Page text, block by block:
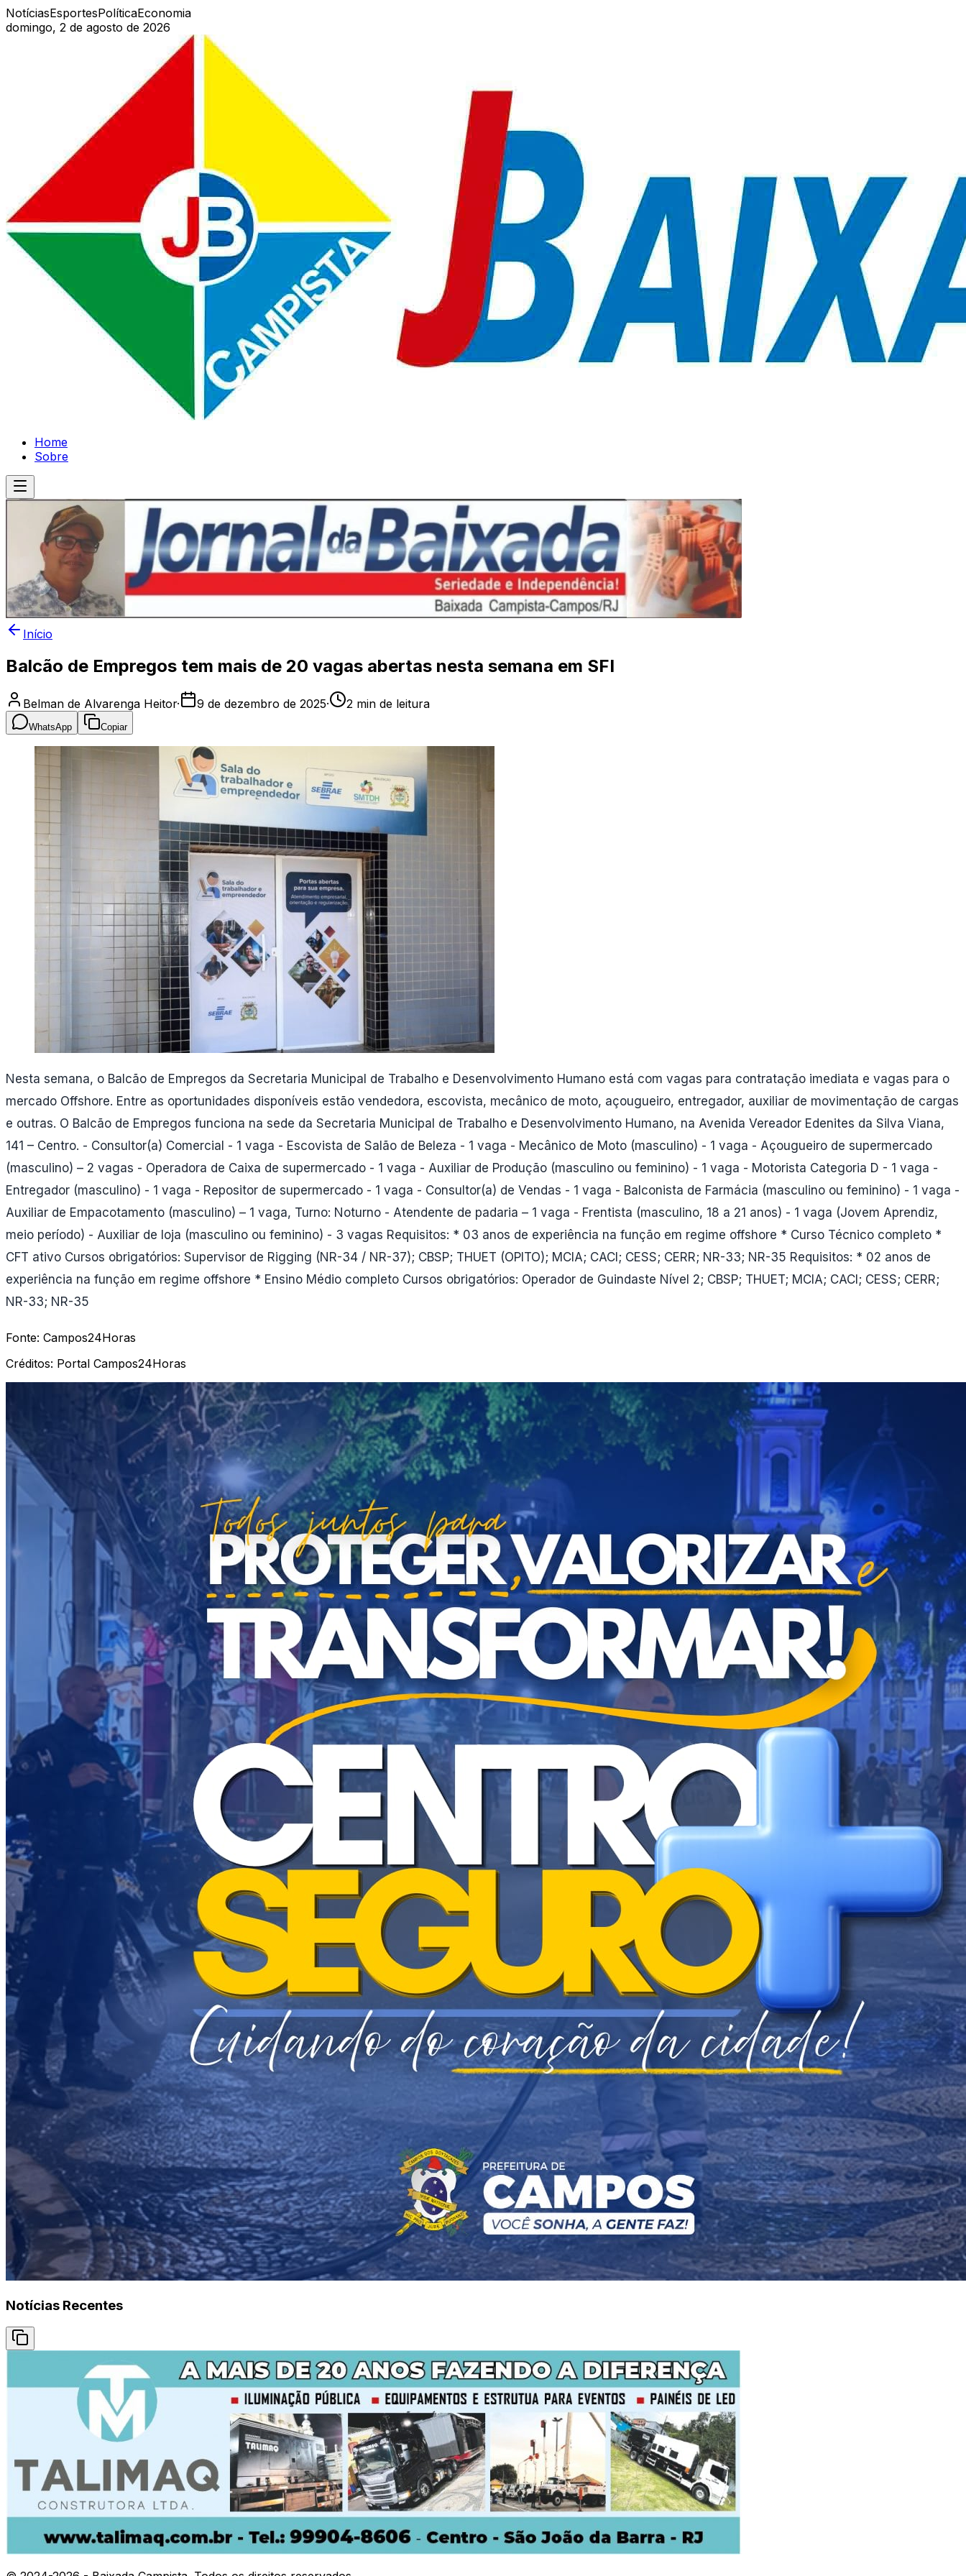
NotíciasEsportesPolíticaEconomia
domingo, 2 de agosto de 2026
Home
Sobre
Início
Balcão de Empregos tem mais de 20 vagas abertas nesta semana em SFI
Belman de Alvarenga Heitor· 9 de dezembro de 2025· 2 min de leitura
WhatsApp Copiar
Nesta semana, o Balcão de Empregos da Secretaria Municipal de Trabalho e Desenvolvimento Humano está com vagas para contratação imediata e vagas para o
mercado Offshore. Entre as oportunidades disponíveis estão vendedora, escovista, mecânico de moto, açougueiro, entregador, auxiliar de movimentação de cargas
e outras. O Balcão de Empregos funciona na sede da Secretaria Municipal de Trabalho e Desenvolvimento Humano, na Avenida Vereador Edenites da Silva Viana,
141 – Centro. - Consultor(a) Comercial - 1 vaga - Escovista de Salão de Beleza - 1 vaga - Mecânico de Moto (masculino) - 1 vaga - Açougueiro de supermercado
(masculino) – 2 vagas - Operadora de Caixa de supermercado - 1 vaga - Auxiliar de Produção (masculino ou feminino) - 1 vaga - Motorista Categoria D - 1 vaga -
Entregador (masculino) - 1 vaga - Repositor de supermercado - 1 vaga - Consultor(a) de Vendas - 1 vaga - Balconista de Farmácia (masculino ou feminino) - 1 vaga -
Auxiliar de Empacotamento (masculino) – 1 vaga, Turno: Noturno - Atendente de padaria – 1 vaga - Frentista (masculino, 18 a 21 anos) - 1 vaga (Jovem Aprendiz,
meio período) - Auxiliar de loja (masculino ou feminino) - 3 vagas Requisitos: * 03 anos de experiência na função em regime offshore * Curso Técnico completo *
CFT ativo Cursos obrigatórios: Supervisor de Rigging (NR-34 / NR-37); CBSP; THUET (OPITO); MCIA; CACI; CESS; CERR; NR-33; NR-35 Requisitos: * 02 anos de
experiência na função em regime offshore * Ensino Médio completo Cursos obrigatórios: Operador de Guindaste Nível 2; CBSP; THUET; MCIA; CACI; CESS; CERR;
NR-33; NR-35
Fonte: Campos24Horas
Créditos: Portal Campos24Horas
Notícias Recentes